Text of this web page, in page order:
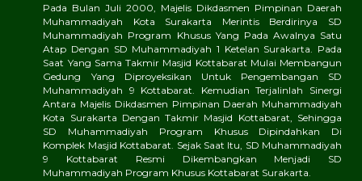
Pada Bulan Juli 2000, Majelis Dikdasmen Pimpinan Daerah
Muhammadiyah Kota Surakarta Merintis Berdirinya SD
Muhammadiyah Program Khusus Yang Pada Awalnya Satu
Atap Dengan SD Muhammadiyah 1 Ketelan Surakarta. Pada
Saat Yang Sama Takmir Masjid Kottabarat Mulai Membangun
Gedung Yang Diproyeksikan Untuk Pengembangan SD
Muhammadiyah 9 Kottabarat. Kemudian Terjalinlah Sinergi
Antara Majelis Dikdasmen Pimpinan Daerah Muhammadiyah
Kota Surakarta Dengan Takmir Masjid Kottabarat, Sehingga
SD Muhammadiyah Program Khusus Dipindahkan Di
Komplek Masjid Kottabarat. Sejak Saat Itu, SD Muhammadiyah
9 Kottabarat Resmi Dikembangkan Menjadi SD
Muhammadiyah Program Khusus Kottabarat Surakarta.